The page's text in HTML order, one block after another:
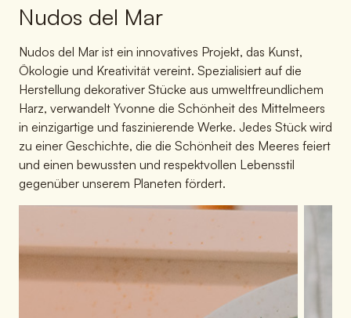
Nudos del Mar
Nudos del Mar ist ein innovatives Projekt, das Kunst,
Ökologie und Kreativität vereint. Spezialisiert auf die
Herstellung dekorativer Stücke aus umweltfreundlichem
Harz, verwandelt Yvonne die Schönheit des Mittelmeers
in einzigartige und faszinierende Werke. Jedes Stück wird
zu einer Geschichte, die die Schönheit des Meeres feiert
und einen bewussten und respektvollen Lebensstil
gegenüber unserem Planeten fördert.